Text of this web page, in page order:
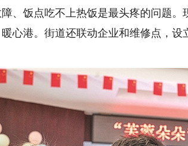
饭点吃不上热饭是最头疼的问题。
心港。街道还联动企业和维修点，设